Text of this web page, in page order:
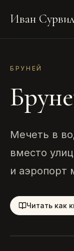
Иван
БРУНЕЙ
Мечеть в
вместо
и аэропорт
Читать как